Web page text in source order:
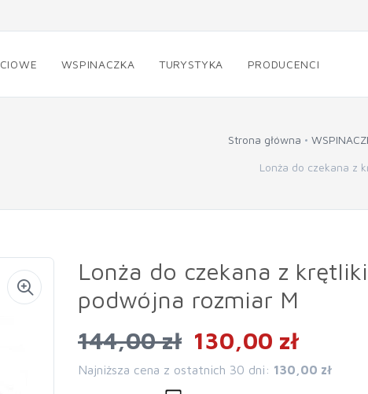
WSPINACZKA TURYSTYKA PRODUCENCI
Strona główna
Lonża do czekana z
Lonża do czekana z
podwójna rozmiar M
144,00 zł 130,00 zł
Najniższa cena z ostatnich 30 dni: 130,00 zł